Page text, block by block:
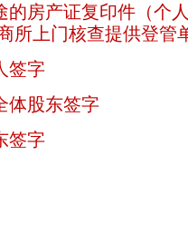
的房产证复印件（个
所上门核查提供登管
签字
体股东签字
签字